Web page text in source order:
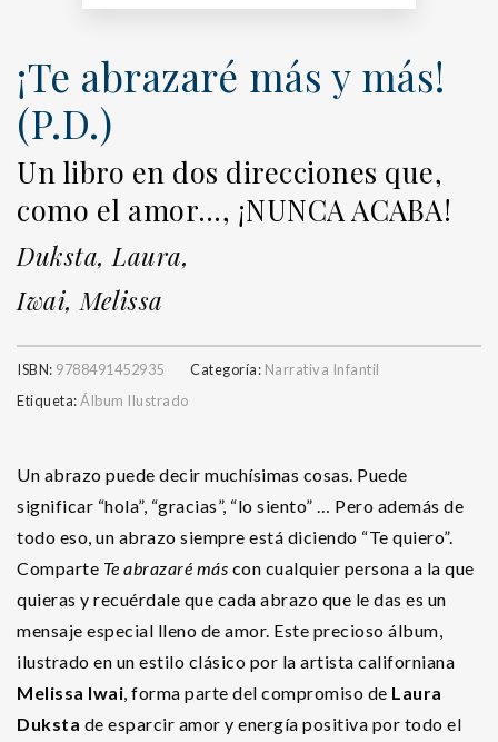
¡Te abrazaré más y más!
(P.D.)
Un libro en dos direcciones que,
como el amor…, ¡NUNCA ACABA!
Duksta, Laura,
Iwai, Melissa
ISBN: 9788491452935 Categoría: Narrativa Infantil
Etiqueta:Álbum Ilustrado
Un abrazo puede decir muchísimas cosas. Puede
significar “hola”, “gracias”, “lo siento” … Pero además de
todo eso, un abrazo siempre está diciendo “Te quiero”.
Comparte Te abrazaré más con cualquier persona a la que
quieras y recuérdale que cada abrazo que le das es un
mensaje especial lleno de amor. Este precioso álbum,
ilustrado en un estilo clásico por la artista californiana
Melissa Iwai , forma parte del compromiso de Laura
Duksta de esparcir amor y energía positiva por todo el